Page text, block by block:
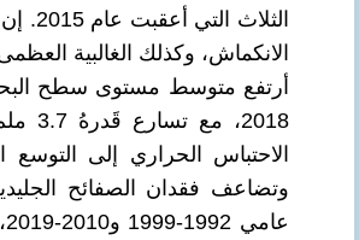
الانكماش، وكذلك الغالبية
الاحتباس الحراري إلى
وتضاعف فقدان الصفائح